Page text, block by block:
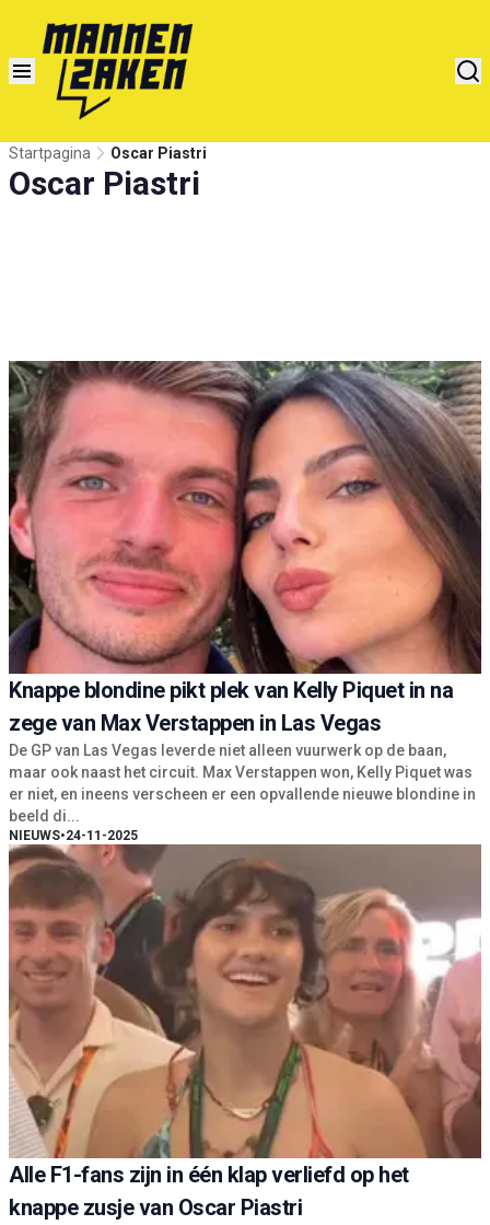
Startpagina Oscar Piastri
Oscar Piastri
Knappe blondine pikt plek van Kelly Piquet in na
zege van Max Verstappen in Las Vegas
De GP van Las Vegas leverde niet alleen vuurwerk op de baan,
maar ook naast het circuit. Max Verstappen won, Kelly Piquet was
er niet, en ineens verscheen er een opvallende nieuwe blondine in
beeld di...
NIEUWS•24-11-2025
Alle F1-fans zijn in één klap verliefd op het
knappe zusje van Oscar Piastri